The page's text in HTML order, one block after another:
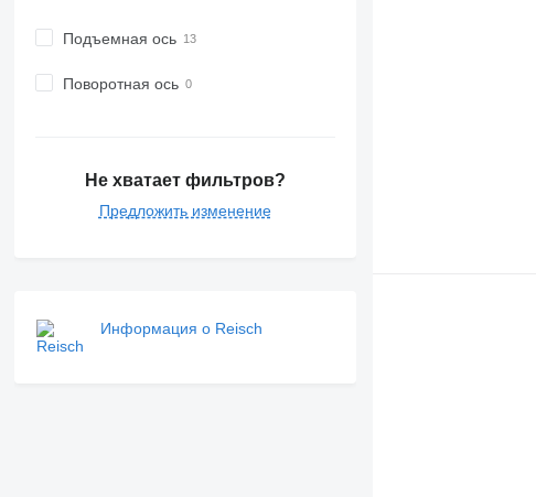
Подъемная ось
Поворотная ось
Не хватает фильтров?
Предложить изменение
Информация о Reisch